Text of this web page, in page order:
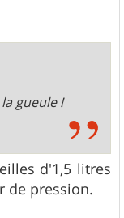
gueule !
d'1,5 litres
de pression.